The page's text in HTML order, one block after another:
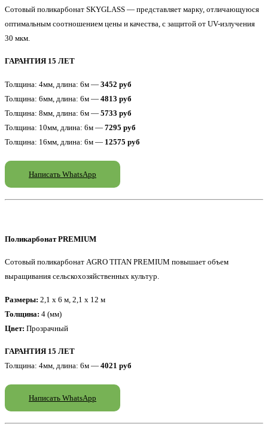
Сотовый поликарбонат SKYGLASS — представляет марку, отличающуюся
оптимальным соотношением цены и качества, с защитой от UV-излучения
30 мкм.
ГАРАНТИЯ 15 ЛЕТ
Толщина: 4мм, длина: 6м — 3452 руб
Толщина: 6мм, длина: 6м — 4813 руб
Толщина: 8мм, длина: 6м — 5733 руб
Толщина: 10мм, длина: 6м — 7295 руб
Толщина: 16мм, длина: 6м — 12575 руб
Написать WhatsApp
Поликарбонат PREMIUM
Сотовый поликарбонат AGRO TITAN PREMIUM повышает объем
выращивания сельскохозяйственных культур.
Размеры: 2,1 x 6 м, 2,1 x 12 м
Толщина: 4 (мм)
Цвет: Прозрачный
ГАРАНТИЯ 15 ЛЕТ
Толщина: 4мм, длина: 6м — 4021 руб
Написать WhatsApp